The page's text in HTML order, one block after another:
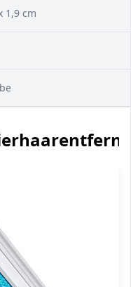
1,9 cm